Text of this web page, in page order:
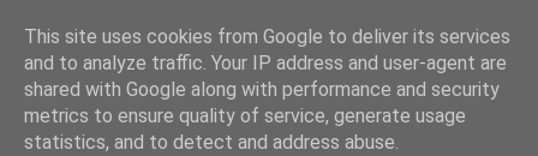
This site uses cookies from Google to deliver its services
and to analyze traffic. Your IP address and user-agent are
shared with Google along with performance and security
metrics to ensure quality of service, generate usage
statistics, and to detect and address abuse.